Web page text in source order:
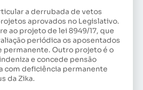
a derrubada de vetos
aprovados no Legislativo.
ao projeto de lei 8949/17, que
periódica os aposentados
permanente. Outro projeto é o
e concede pensão
com deficiência permanente
da Zika.